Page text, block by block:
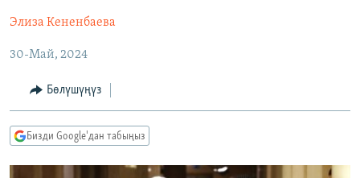
ЭКОНОМИКА
МАДАНИЯТ
БОРБОР АЗИЯ
АТАЙЫН ИЛИКТӨӨ
ТВ ПРОГРАММАЛАР
БҮГҮН АЗАТТЫКТА
БИЗ ЖАНА ДҮЙНӨ
ПОДКАСТ
ӨЗГӨЧӨ ПИКИР
Элиза Кененбаева
30-Май, 2024
Бөлүшүңүз
Бизди Google'дан табыңыз